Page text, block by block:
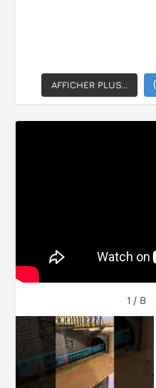
AFFICHER PLUS...
1 / 8